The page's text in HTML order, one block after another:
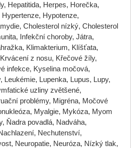
Hepatitida, Herpes, Horečka,
Hypotenze,
Cholesterol nízký, Cholesterol
Infekční choroby, Játra,
Klimakterium, Klíšťata,
z nosu, Křečové žíly,
infekce, Kyselina močová,
Leukémie, Lupenka, Lupus, Lupy,
uzliny zvětšené,
problémy, Migréna, Močové
Myalgie, Mykóza, Myom
Ňadra povadlá, Nadváha,
Nechutenství,
Neuropatie, Neuróza, Nízký tlak,